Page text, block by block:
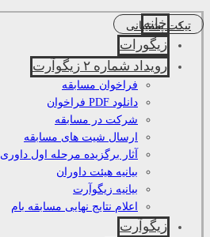
تیکت پشتیبانی
خانه
زیگورات
رویداد شماره ۲ زیگوآرت
فراخوان مسابقه
دانلود PDF فراخوان
شرکت در مسابقه
ارسال شیت های مسابقه
آثار برگزیده مرحله اول داوری
بیانیه هیئت داوران
بیانیه زیگوآرت
اعلام نتایج نهایی مسابقه بام
زیگوآرت